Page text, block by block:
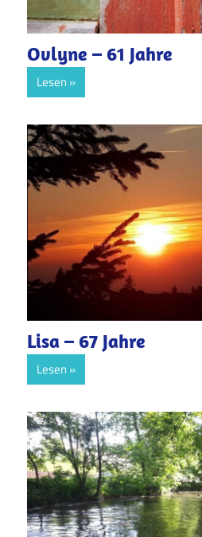
Ovlyne – 61 Jahre
Lesen
Lisa – 67 Jahre
Lesen